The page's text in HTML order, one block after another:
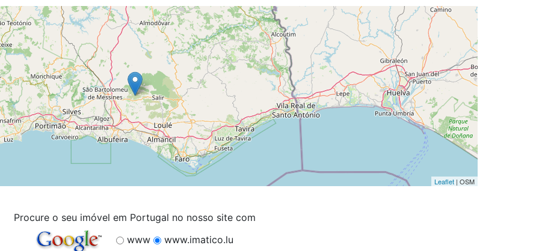
Leaflet | OSM
Procure o seu imóvel em Portugal no nosso site com
www
www.imatico.lu